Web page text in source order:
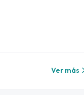
Ver más